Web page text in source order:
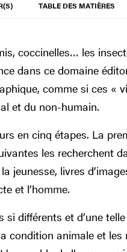
TABLE DES MATIÈRES
coccinelles… les
dans ce domaine
comme si ces
et du non-humain.
en cinq étapes. La
les recherchent
jeunesse, livres
et l’homme.
si différents et d’une
condition animale et